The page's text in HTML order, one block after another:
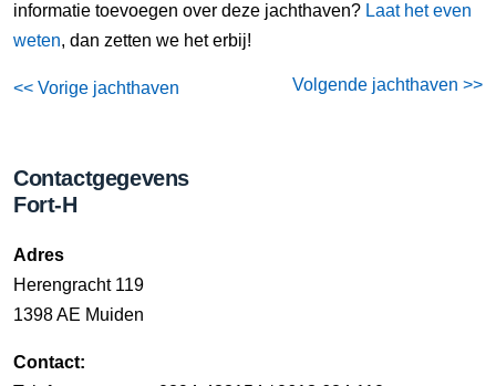
informatie toevoegen over deze jachthaven? Laat het even
weten, dan zetten we het erbij!
<< Vorige jachthaven Volgende jachthaven >>
Contactgegevens
Fort-H
Adres
Herengracht 119
1398 AE Muiden
Contact: